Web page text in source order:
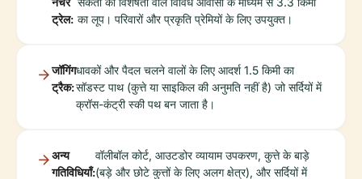
ट्रेल: का लूप। परिवारों और प्रकृति प्रेमियों के लिए उपयुक्त।
जॉगिंग
ट्रैक:
धावकों और पैदल चलने वालों के लिए आदर्श 1.5 किमी का
सॉडस्ट पाथ (कुत्ते या साइकिल की अनुमति नहीं है) जो सर्दियों में
क्रॉस-कंट्री स्की पथ बन जाता है।
अन्य
गतिविधियाँ:
वॉलीबॉल कोर्ट, आउटडोर व्यायाम उपकरण, कुत्ते के बाड़े
(बड़े और छोटे कुत्तों के लिए अलग क्षेत्र), और सर्दियों में